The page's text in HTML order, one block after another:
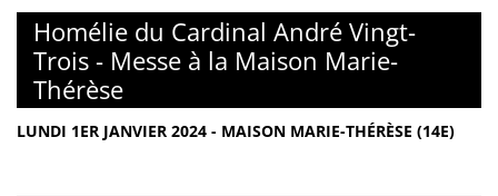
Homélie du Cardinal André Vingt-
Trois - Messe à la Maison Marie-
Thérèse
LUNDI 1ER JANVIER 2024 - MAISON MARIE-THÉRÈSE (14E)